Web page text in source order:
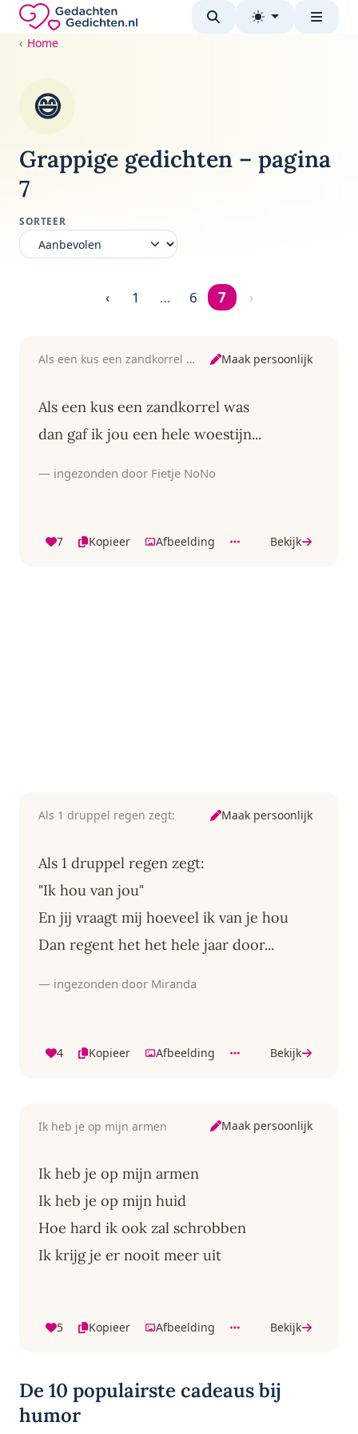
Direct naar de inhoud
Gedachten-Gedichten.nl — naar de homepage
Home
😄
Grappige gedichten – pagina
7
SORTEER
Pagina 7 van 7
‹ 1 … 6 7 ›
Als een kus een zandkorrel was Maak persoonlijk
Als een kus een zandkorrel was
dan gaf ik jou een hele woestijn...
— ingezonden door Fietje NoNo
7 Kopieer Afbeelding Bekijk
Als 1 druppel regen zegt: Maak persoonlijk
Als 1 druppel regen zegt:
"Ik hou van jou"
En jij vraagt mij hoeveel ik van je hou
Dan regent het het hele jaar door...
— ingezonden door Miranda
4 Kopieer Afbeelding Bekijk
Ik heb je op mijn armen Maak persoonlijk
Ik heb je op mijn armen
Ik heb je op mijn huid
Hoe hard ik ook zal schrobben
Ik krijg je er nooit meer uit
5 Kopieer Afbeelding Bekijk
De 10 populairste cadeaus bij
humor